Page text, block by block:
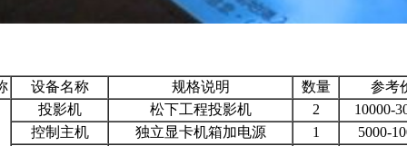
设备名称 规格说明 数量
参考
投影机
松下工程投影机 2
10000-
控制主机
独立显卡机箱加电源 1
5000-